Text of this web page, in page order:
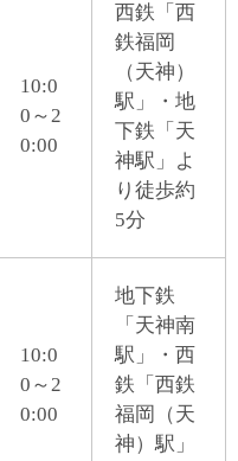
10:0
0～2
0:00
西鉄「西
鉄福岡
（天神）
駅」・地
下鉄「天
神駅」よ
り徒歩約
5分
10:0
0～2
0:00
地下鉄
「天神南
駅」・西
鉄「西鉄
福岡（天
神）駅」